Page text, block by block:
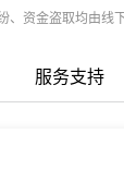
、资金盗取均由线
服务支持